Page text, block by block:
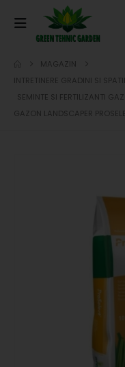
MAGAZIN
INTRETINERE GRADINI SI
SEMINTE SI FERTILIZANTI
GAZON LANDSCAPER